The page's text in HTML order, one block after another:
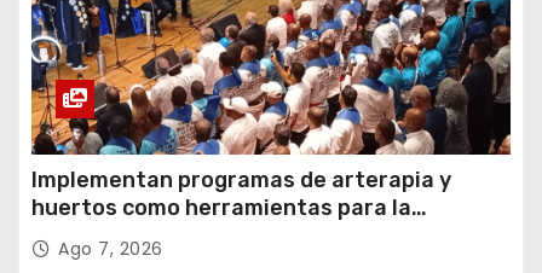
Implementan programas de arterapia y
huertos como herramientas para la
recuperación y la inclusión social
Ago 7, 2026